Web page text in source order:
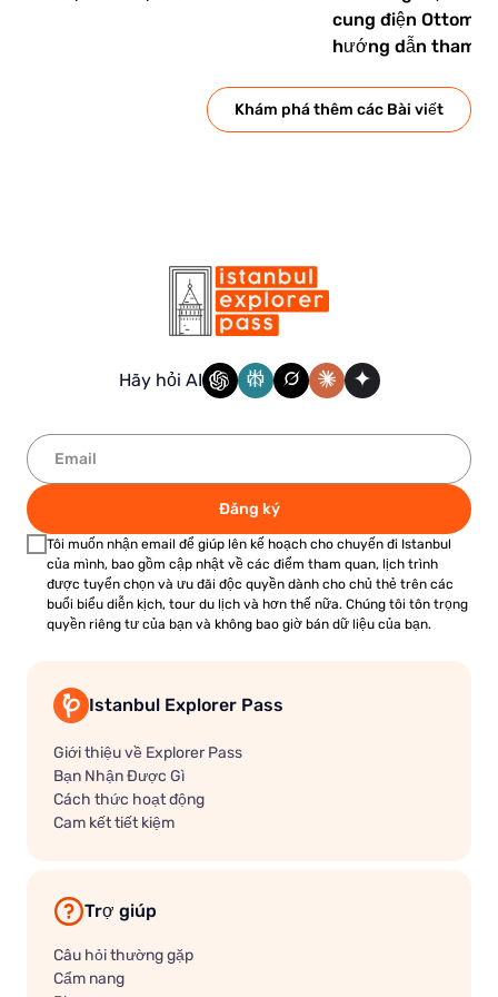
Khám phá thêm các Bài viết
cung điện
hướng dẫn tham
Hãy hỏi AI
Đăng ký
Tôi muốn nhận email để giúp lên kế hoạch cho chuyến đi Istanbul
của mình, bao gồm cập nhật về các điểm tham quan, lịch trình
được tuyển chọn và ưu đãi độc quyền dành cho chủ thẻ trên các
buổi biểu diễn kịch, tour du lịch và hơn thế nữa. Chúng tôi tôn trọng
quyền riêng tư của bạn và không bao giờ bán dữ liệu của bạn.
Istanbul Explorer Pass
Giới thiệu về Explorer Pass
Bạn Nhận Được Gì
Cách thức hoạt động
Cam kết tiết kiệm
Trợ giúp
Câu hỏi thường gặp
Cẩm nang